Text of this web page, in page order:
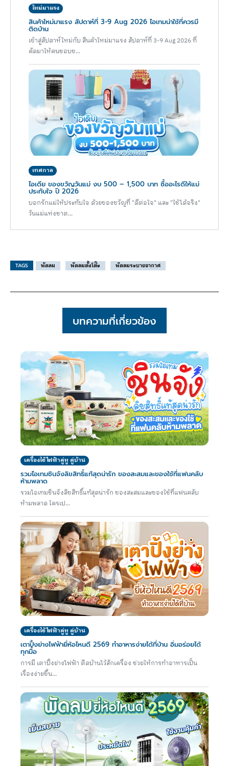
ใหม่มาแรง
สินค้าใหม่มาแรง สัปดาห์ที่ 3-9 Aug 2026 ไอเทมน่าใช้ที่ควรมี
ติดบ้าน
เข้าสู่สัปดาห์ใหม่กับ สินค้าใหม่มาแรง สัปดาห์ที่ 3-9 Aug 2026 ที่
คัดมาให้คนชอบข...
เทศกาล
ไอเดีย ของขวัญวันแม่ งบ 500 – 1,500 บาท ซื้ออะไรดีให้แม่
ประทับใจ ปี 2026
บอกรักแม่ให้ประทับใจ ด้วยของขวัญที่ "ดีต่อใจ" และ "ใช้ได้จริง"
วันแม่แห่งชาต...
TAGS พัดลม พัดลมตั้งโต๊ะ พัดลมระบายอากาศ
บทความที่เกี่ยวข้อง
เครื่องใช้ไฟฟ้าคู่หู คู่บ้าน
รวมไอเทมชินจังลิขสิทธิ์แท้สุดน่ารัก ของสะสมและของใช้ที่แฟนคลับ
ห้ามพลาด
รวมไอเทมชินจังลิขสิทธิ์แท้สุดน่ารัก ของสะสมและของใช้ที่แฟนคลับ
ห้ามพลาด ใครเป...
เครื่องใช้ไฟฟ้าคู่หู คู่บ้าน
เตาปิ้งย่างไฟฟ้ายี่ห้อไหนดี 2569 ทำอาหารง่ายได้ที่บ้าน อิ่มอร่อยได้
ทุกมื้อ
การมี เตาปิ้งย่างไฟฟ้า ติดบ้านไว้สักเครื่อง ช่วยให้การทำอาหารเป็น
เรื่องง่ายขึ้น...